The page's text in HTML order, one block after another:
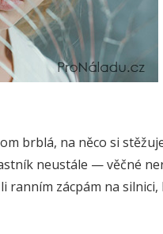
brblá, na něco si
neustále — věčné
zácpám na